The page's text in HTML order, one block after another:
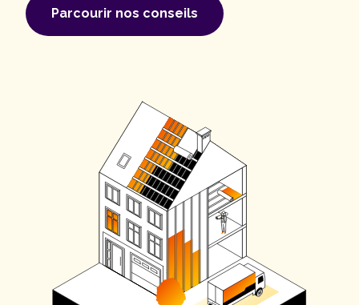
Parcourir nos conseils